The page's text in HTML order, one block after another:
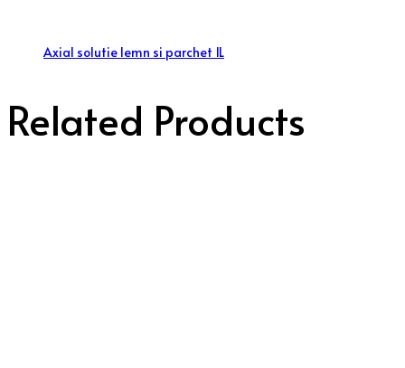
Axial solutie lemn si parchet 1L
Related Products